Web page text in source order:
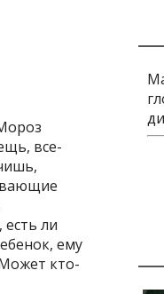
все-
ли
ему
кто-